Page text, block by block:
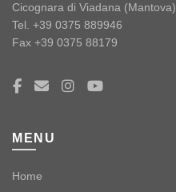
Cicognara di Viadana (Mantova)
Tel. +39 0375 889946
Fax +39 0375 88179
MENU
Home